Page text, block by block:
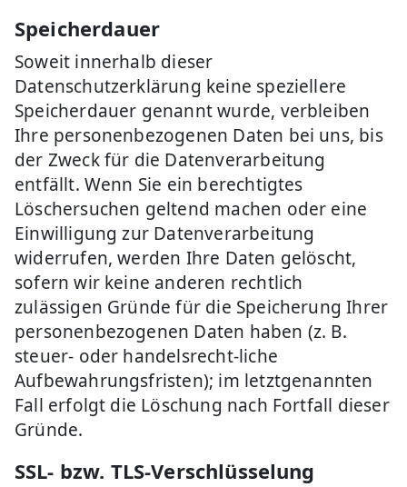
Speicherdauer
Soweit innerhalb dieser
Datenschutzerklärung keine speziellere
Speicherdauer genannt wurde, verbleiben
Ihre personenbezogenen Daten bei uns, bis
der Zweck für die Datenverarbeitung
entfällt. Wenn Sie ein berechtigtes
Löschersuchen geltend machen oder eine
Einwilligung zur Datenverarbeitung
widerrufen, werden Ihre Daten gelöscht,
sofern wir keine anderen rechtlich
zulässigen Gründe für die Speicherung Ihrer
personenbezogenen Daten haben (z. B.
steuer- oder handelsrecht-liche
Aufbewahrungsfristen); im letztgenannten
Fall erfolgt die Löschung nach Fortfall dieser
Gründe.
SSL- bzw. TLS-Verschlüsselung